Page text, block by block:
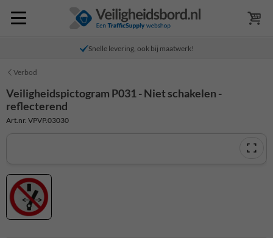
Snelle levering, ook bij maatwerk!
Verbod
Veiligheidspictogram P031 - Niet schakelen -
reflecterend
Art.nr. VPVP.03030